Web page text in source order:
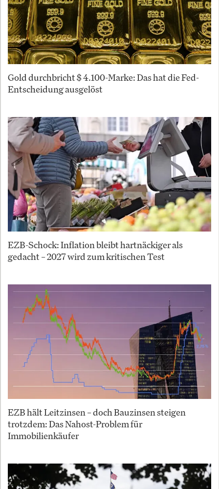
Gold durchbricht $ 4.100-Marke: Das hat die Fed-
Entscheidung ausgelöst
EZB-Schock: Inflation bleibt hartnäckiger als
gedacht – 2027 wird zum kritischen Test
EZB hält Leitzinsen – doch Bauzinsen steigen
trotzdem: Das Nahost-Problem für
Immobilienkäufer